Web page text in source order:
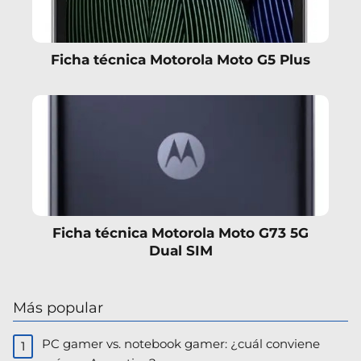
Ficha técnica Motorola Moto G5 Plus
Ficha técnica Motorola Moto G73 5G
Dual SIM
Más popular
PC gamer vs. notebook gamer: ¿cuál conviene